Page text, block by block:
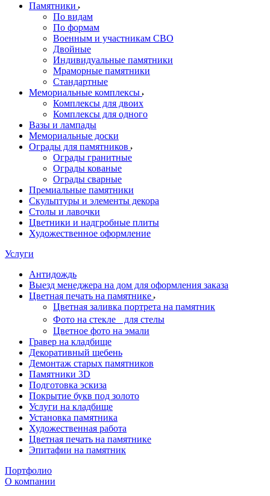
Памятники
По видам
По формам
Военным и участникам СВО
Двойные
Индивидуальные памятники
Мраморные памятники
Стандартные
Мемориальные комплексы
Комплексы для двоих
Комплексы для одного
Вазы и лампады
Мемориальные доски
Ограды для памятников
Ограды гранитные
Ограды кованые
Ограды сварные
Премиальные памятники
Скульптуры и элементы декора
Столы и лавочки
Цветники и надгробные плиты
Художественное оформление
Услуги
Антидождь
Выезд менеджера на дом для оформления заказа
Цветная печать на памятнике
Цветная заливка портрета на памятник
Фото на стекле для стелы
Цветное фото на эмали
Гравер на кладбище
Декоративный щебень
Демонтаж старых памятников
Памятники 3D
Подготовка эскиза
Покрытие букв под золото
Услуги на кладбище
Установка памятника
Художественная работа
Цветная печать на памятнике
Эпитафии на памятник
Портфолио
О компании